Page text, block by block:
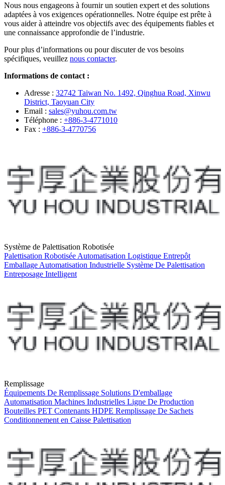
Nous nous engageons à fournir un soutien expert et des solutions
adaptées à vos exigences opérationnelles. Notre équipe est prête à
vous aider à atteindre vos objectifs avec des équipements fiables et
une connaissance approfondie de l’industrie.
Pour plus d’informations ou pour discuter de vos besoins
spécifiques, veuillez nous contacter.
Informations de contact :
Adresse : 32742 Taiwan No. 1492, Qinghua Road, Xinwu
District, Taoyuan City
Email : sales@yuhou.com.tw
Téléphone : +886-3-4771010
Fax : +886-3-4770756
Système de Palettisation Robotisée
Palettisation Robotisée Automatisation Logistique Entrepôt
Emballage Automatisation Industrielle Système De Palettisation
Entreposage Intelligent
Remplissage
Équipements De Remplissage Solutions D'emballage
Automatisation Machines Industrielles Ligne De Production
Bouteilles PET Contenants HDPE Remplissage De Sachets
Conditionnement en Caisse Palettisation